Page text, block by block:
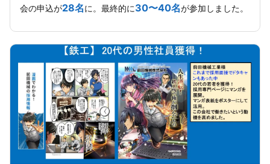
会の申込が28名に。最終的に30〜40名が参加しました。